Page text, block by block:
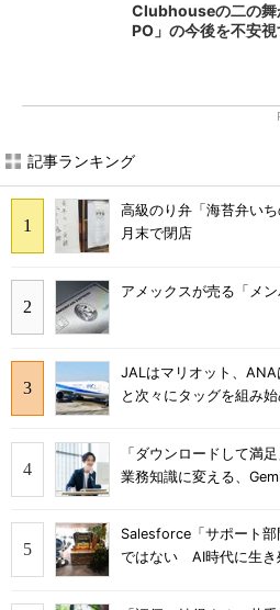
Clubhouseの二の
PO」の今後を不安
記事ランキング
高級のり弁「海苔弁い
月末で閉店
アメックスが売る「メ
JALはマリオット、
と次々にタッグを組み
「ダウンロードして満
業務知識に変える、
Salesforce「サポート
ではない AI時代に生き